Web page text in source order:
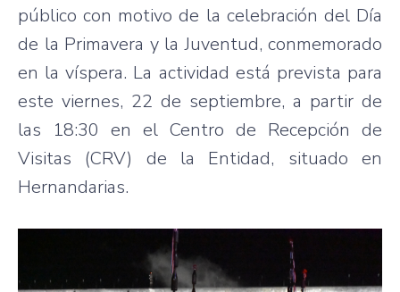
público con motivo de la celebración del Día
de la Primavera y la Juventud, conmemorado
en la víspera. La actividad está prevista para
este viernes, 22 de septiembre, a partir de
las 18:30 en el Centro de Recepción de
Visitas (CRV) de la Entidad, situado en
Hernandarias.